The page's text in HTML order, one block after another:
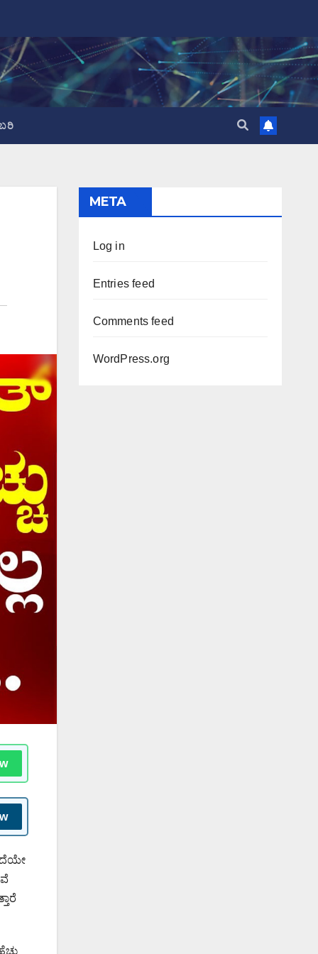
META
Log in
Entries feed
Comments feed
WordPress.org